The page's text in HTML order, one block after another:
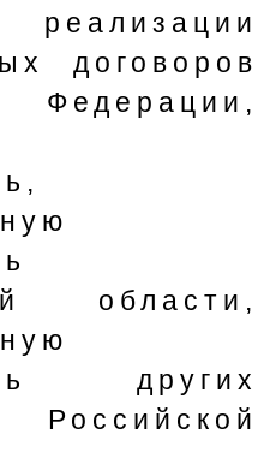
договоров
Федерации,
области,
других